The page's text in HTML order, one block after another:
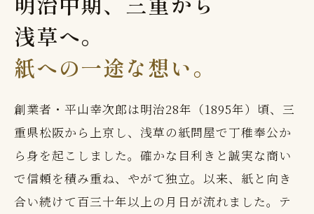
浅草へ。
紙への一途な想い。
創業者・平山幸次郎は明治28年（1895年）頃、三
重県松阪から上京し、浅草の紙問屋で丁稚奉公か
ら身を起こしました。確かな目利きと誠実な商い
で信頼を積み重ね、やがて独立。以来、紙と向き
合い続けて百三十年以上の月日が流れました。テ